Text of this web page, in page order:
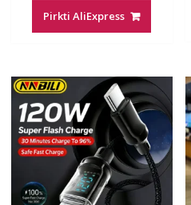
15.98 €.
7.99 €.
Pirkti AliExpress